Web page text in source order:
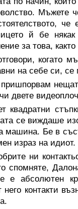
Мъжете
й бе
за това,
когато
на себе си,
двете
квадратни
се виждаше
Бе в
израз на идиот.
ни
е абсолютен
контакти